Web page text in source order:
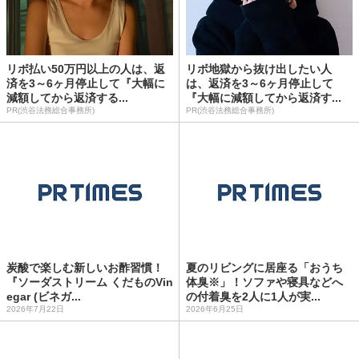
リボ払い50万円以上の人は、返
済を3～6ヶ月停止して『大幅に
減額してから返済する...
PR(渋谷法務総合事務所)
リボ地獄から抜け出したい人
は、返済を3～6ヶ月停止して
『大幅に減額してから返済す...
PR(渋谷法務総合事務所)
炭酸で楽しむ新しいお酢習慣！
『ソーダストリーム くだものVin
egar (ビネガ...
2026年7月22日
夏のリビングに居座る「おうち
体臭※」！ソファや寝具などへ
の付着臭を2人に1人が実...
2026年6月25日